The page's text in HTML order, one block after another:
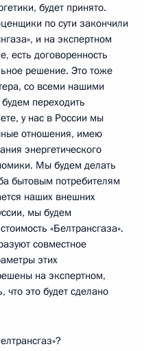
будет принято.
по сути закончили
и на экспертном
есть договоренность
решение. Это тоже
со всеми нашими
переходить
у нас в России мы
отношения, имею
энергетического
Мы будем делать
бытовым потребителям
наших внешних
мы будем
«Белтрансгаза».
совместное
этих
на экспертном,
это будет сделано